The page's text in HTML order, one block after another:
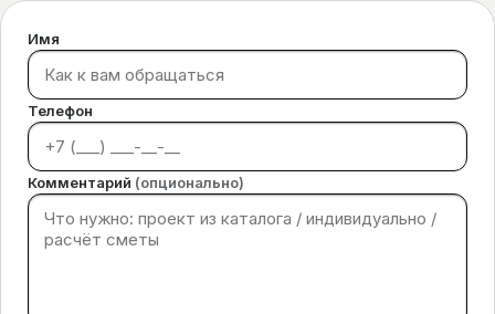
Имя
Телефон
Комментарий (опционально)